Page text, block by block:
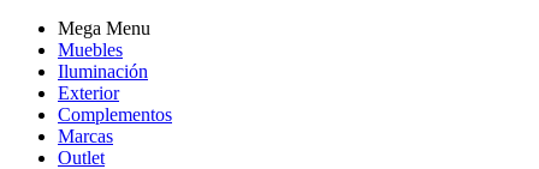
Mega Menu
Muebles
Iluminación
Exterior
Complementos
Marcas
Outlet